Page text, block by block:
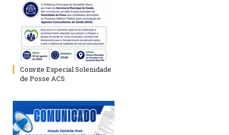
Convite Especial Solenidade
de Posse ACS